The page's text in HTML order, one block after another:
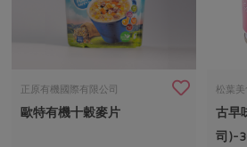
正原有機國際有限公司
歐特有機十穀麥片
松葉美
古早
司)-